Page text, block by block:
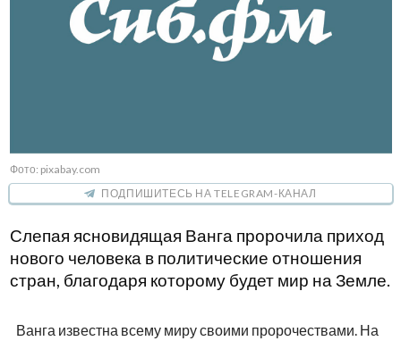
Фото: pixabay.com
ПОДПИШИТЕСЬ НА TELEGRAM-КАНАЛ
Слепая ясновидящая Ванга пророчила приход
нового человека в политические отношения
стран, благодаря которому будет мир на Земле.
Ванга известна всему миру своими пророчествами. На